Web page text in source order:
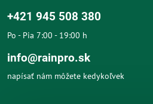
+421 945 508 380
Po - Pia 7:00 - 19:00 h
info@rainpro.sk
napísať nám môžete kedykoľvek